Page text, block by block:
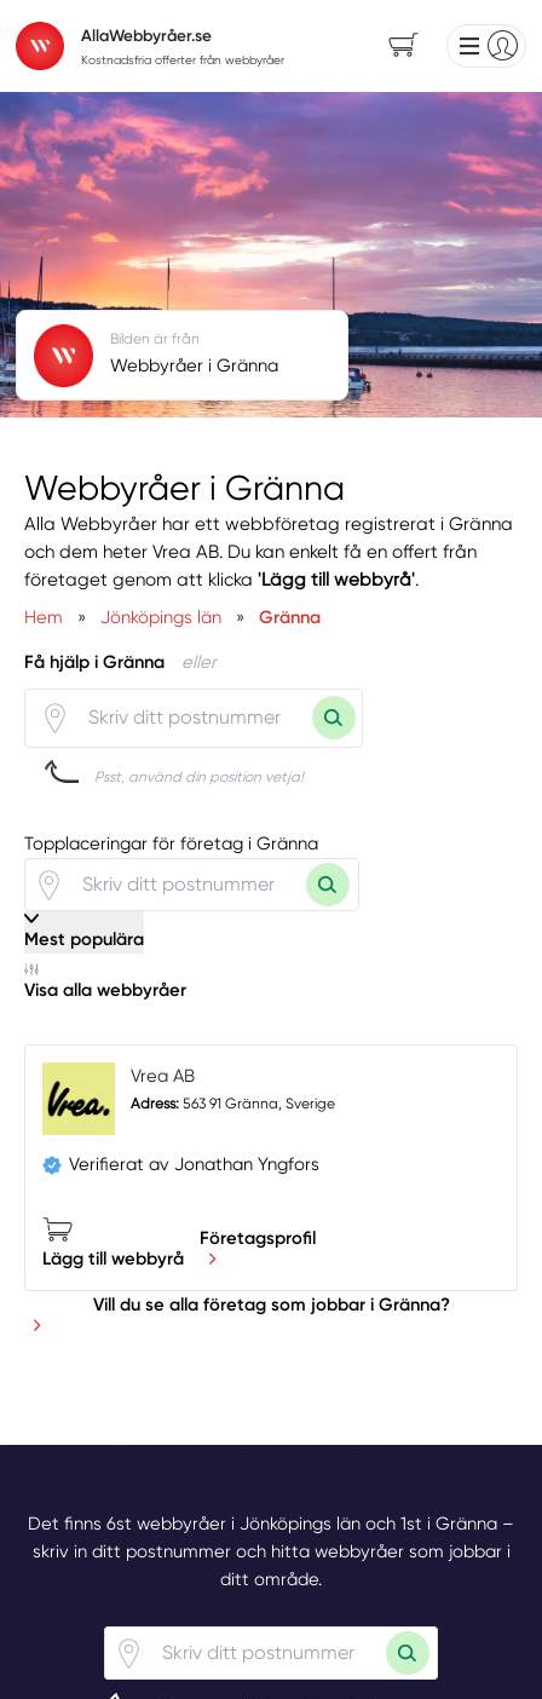
AllaWebbyråer.se
Kostnadsfria offerter från webbyråer
Webbyråer i Gränna
Alla Webbyråer har ett webbföretag registrerat i Gränna
och dem heter Vrea AB. Du kan enkelt få en offert från
företaget genom att klicka'Lägg till webbyrå'.
Hem
» Jönköpings län » Gränna
Få hjälp i Gränna eller
Psst, använd din position vetja!
Bilden är från
Webbyråer i Gränna
Topplaceringar för företag i Gränna
Mest populära
Visa alla webbyråer
Vrea AB
Adress: 563 91 Gränna, Sverige
Verifierat av Jonathan Yngfors
Lägg till webbyrå
Företagsprofil
Vill du se alla företag som jobbar i Gränna?
Det finns 6st webbyråer i Jönköpings län och 1st i Gränna –
skriv in ditt postnummer och hitta webbyråer som jobbar i
ditt område.